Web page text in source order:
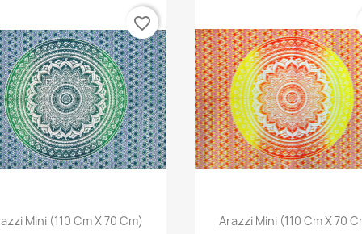
Anteprima
Mini (110 Cm X 70 Cm)
favorite_border
Anteprima
Arazzi Mini (110 Cm X 70